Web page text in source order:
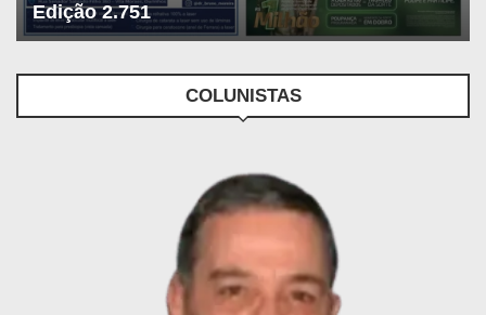
Edição 2.751
COLUNISTAS